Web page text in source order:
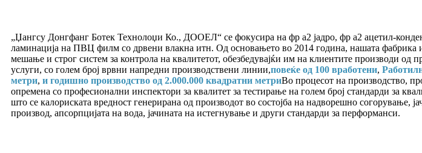
„Џангсу Донгфанг Ботек Технолоџи Ко., ДООЕЛ“ се фокусира на фр а2 јадро, фр а2 ацетил-
ламинација на ПВЦ филм со дрвени влакна итн. Од основањето во 2014 година, нашата фабрика
мешање и строг систем за контрола на квалитетот, обезбедувајќи им на клиентите производи од
услуги, со голем број врвни напредни производствени линии,повеќе од 100 вработени,
метри, и годишно производство од 2.000.000 квадратни метриВо процесот на производство,
опремена со професионални инспектори за квалитет за тестирање на голем број стандарди за
што се калориската вредност генерирана од производот во состојба на надворешно согорување,
производ, апсорпцијата на вода, јачината на истегнување и други стандарди за перформанси.